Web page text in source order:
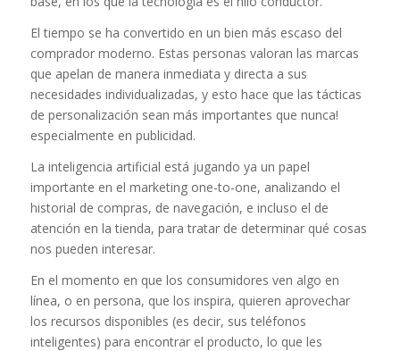
El tiempo se ha convertido en un bien más escaso del
comprador moderno. Estas personas valoran las marcas
que apelan de manera inmediata y directa a sus
necesidades individualizadas, y esto hace que las tácticas
de personalización sean más importantes que nunca!
especialmente en publicidad.
La inteligencia artificial está jugando ya un papel
importante en el marketing one-to-one, analizando el
historial de compras, de navegación, e incluso el de
atención en la tienda, para tratar de determinar qué cosas
nos pueden interesar.
En el momento en que los consumidores ven algo en
línea, o en persona, que los inspira, quieren aprovechar
los recursos disponibles (es decir, sus teléfonos
inteligentes) para encontrar el producto, lo que les